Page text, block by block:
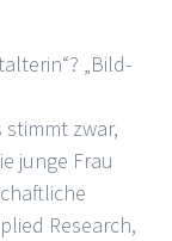
„Bild-
stimmt zwar,
junge Frau
Research,